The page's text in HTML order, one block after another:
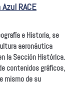
RACE
e Historia, se
aeronáutica
la Sección Histórica.
contenidos gráficos,
mismo de su